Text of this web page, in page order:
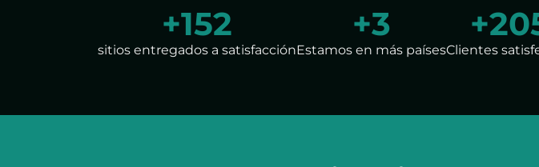
sitios entregados a satisfacción
+199
Estamos en más países
+5
Clientes
+